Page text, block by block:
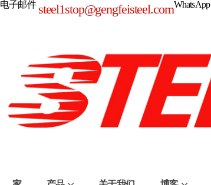
电子邮件 steel1stop@gengfeisteel.comWhatsApp